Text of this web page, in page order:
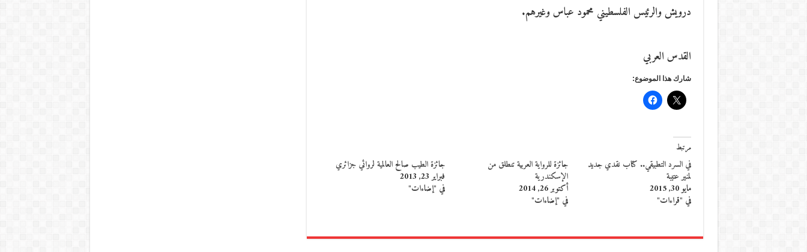
درويش والرئيس الفلسطيني محمود عباس وغيرهم.
القدس العربي
شارك هذا الموضوع:
مرتبط
في السرد التطبيقي.. كتاب نقدي جديد
لمنير عتيبة
مايو 30, 2015
في "قراءات"
جائزة للرواية العربية تنطلق من
الإسكندرية
أكتوبر 26, 2014
في "إضاءات"
جائزة الطيب صالح العالمية لروائي جزائري
فبراير 23, 2013
في "إضاءات"